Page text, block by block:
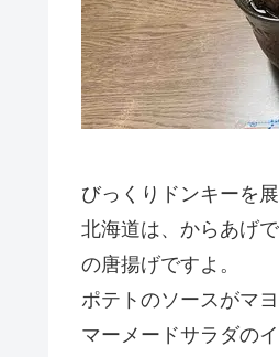
びっくりドンキーを
北海道は、からあげ
の唐揚げですよ。
ポテトのソースがマ
マーメードサラダの